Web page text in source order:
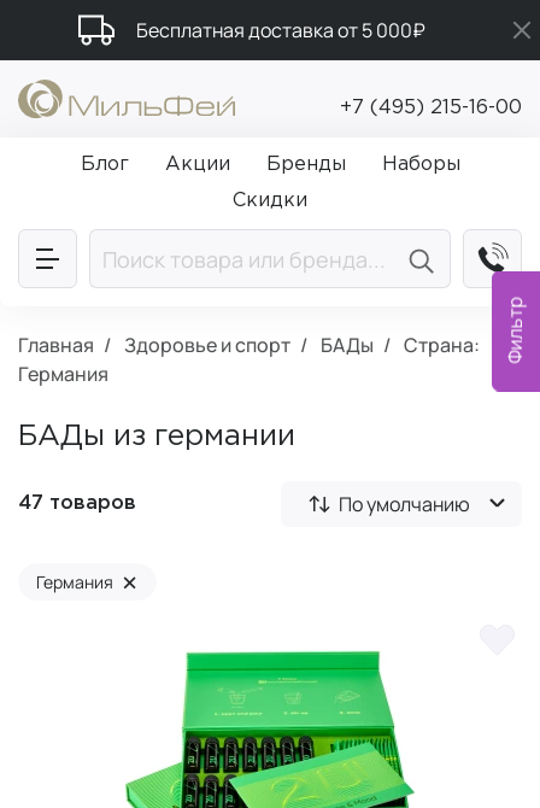
Фильтр
Бесплатная доставка от 5 000₽
Подарки в каждый заказ от 5 000₽
Промокод ПРИВЕТ
+7 (495) 215-16-00
Блог Акции Бренды
Наборы
Скидки
Главная Здоровье и спорт БАДы
Страна:
Германия
БАДы из германии
47 товаров По умолчанию
Германия ×